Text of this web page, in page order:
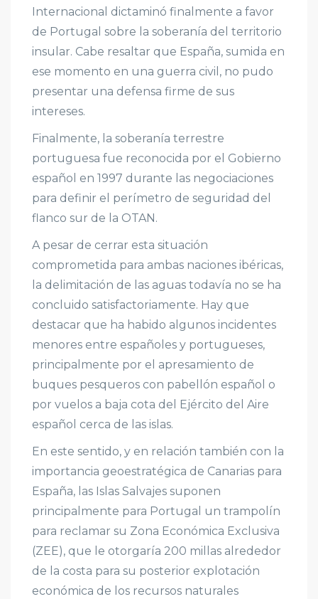
Internacional dictaminó finalmente a favor
de Portugal sobre la soberanía del territorio
insular. Cabe resaltar que España, sumida en
ese momento en una guerra civil, no pudo
presentar una defensa firme de sus
intereses.
Finalmente, la soberanía terrestre
portuguesa fue reconocida por el Gobierno
español en 1997 durante las negociaciones
para definir el perímetro de seguridad del
flanco sur de la OTAN.
A pesar de cerrar esta situación
comprometida para ambas naciones ibéricas,
la delimitación de las aguas todavía no se ha
concluido satisfactoriamente. Hay que
destacar que ha habido algunos incidentes
menores entre españoles y portugueses,
principalmente por el apresamiento de
buques pesqueros con pabellón español o
por vuelos a baja cota del Ejército del Aire
español cerca de las islas.
En este sentido, y en relación también con la
importancia geoestratégica de Canarias para
España, las Islas Salvajes suponen
principalmente para Portugal un trampolín
para reclamar su Zona Económica Exclusiva
(ZEE), que le otorgaría 200 millas alrededor
de la costa para su posterior explotación
económica de los recursos naturales